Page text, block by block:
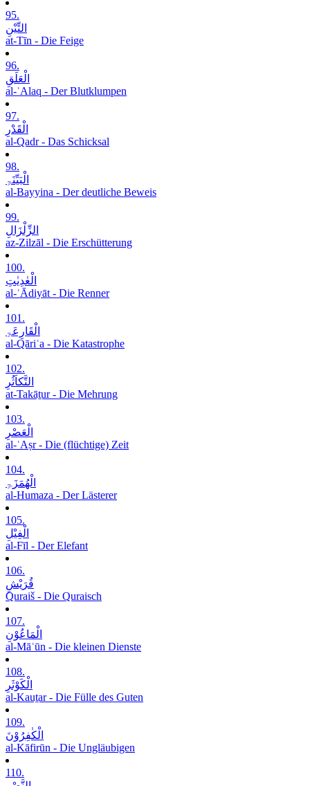
95.
التِّیْنِ
at-Tīn - Die Feige
96.
الْعَلَقِ
al-ʿAlaq - Der Blutklumpen
97.
الْقَدْرِ
al-Qadr - Das Schicksal
98.
الْبَیِّنَۃِ
al-Bayyina - Der deutliche Beweis
99.
الزِّلْزَالِ
az-Zilzāl - Die Erschütterung
100.
الْعٰدِیٰتِ
al-ʿĀdiyāt - Die Renner
101.
الْقَارِعَۃِ
al-Qāriʿa - Die Katastrophe
102.
التَّکاَثُرِ
at-Takāṯur - Die Mehrung
103.
الْعَصْرِ
al-ʿAṣr - Die (flüchtige) Zeit
104.
الْھُمَزَۃِ
al-Humaza - Der Lästerer
105.
الْفِیْلِ
al-Fīl - Der Elefant
106.
قُرَیْشٍ
Quraiš - Die Quraisch
107.
الْمَاعُوْنِ
al-Māʿūn - Die kleinen Dienste
108.
الْکَوْثَرِ
al-Kauṯar - Die Fülle des Guten
109.
الْکٰفِرُوْنَ
al-Kāfirūn - Die Ungläubigen
110.